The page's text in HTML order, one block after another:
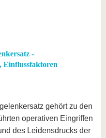
-
Einflussfaktoren
gehört zu den
operativen Eingriffen
des Leidensdrucks der